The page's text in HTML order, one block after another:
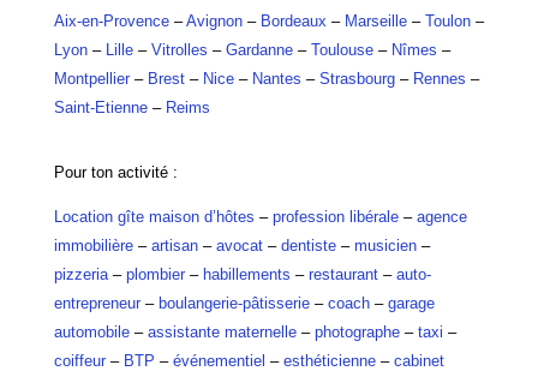
Aix-en-Provence–Avignon– Bordeaux – Marseille– Toulon–
Lyon– Lille– Vitrolles – Gardanne– Toulouse– Nîmes –
Montpellier– Brest– Nice– Nantes – Strasbourg– Rennes –
Saint-Etienne– Reims
Pour ton activité :
Location gîte maison d’hôtes – profession libérale– agence
immobilière– artisan– avocat– dentiste– musicien–
pizzeria– plombier– habillements – restaurant– auto-
entrepreneur– boulangerie-pâtisserie– coach– garage
automobile– assistante maternelle– photographe– taxi –
coiffeur– BTP – événementiel – esthéticienne– cabinet